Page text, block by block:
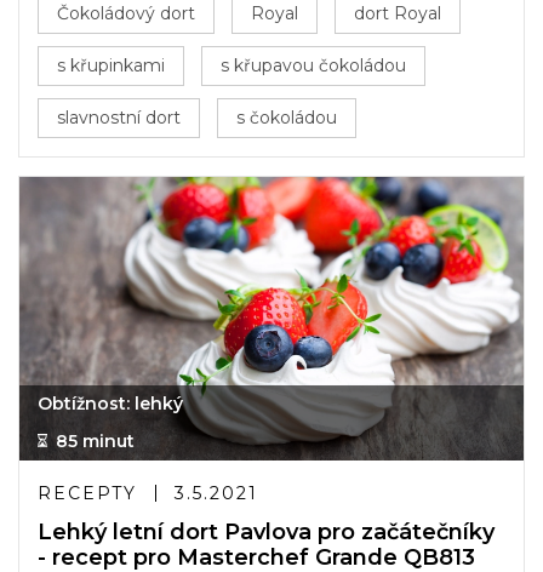
Čokoládový dort Royal dort Royal
s křupinkami s křupavou čokoládou
slavnostní dort s čokoládou
Obtížnost: lehký
85 minut
RECEPTY 3.5.2021
Lehký letní dort Pavlova pro začátečníky
- recept pro Masterchef Grande QB813